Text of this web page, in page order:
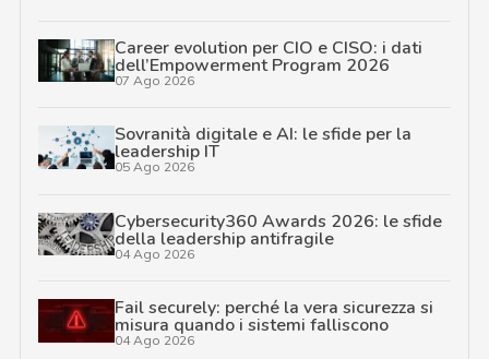
Career evolution per CIO e CISO: i dati
dell’Empowerment Program 2026
07 Ago 2026
Sovranità digitale e AI: le sfide per la
leadership IT
05 Ago 2026
Cybersecurity360 Awards 2026: le sfide
della leadership antifragile
04 Ago 2026
Fail securely: perché la vera sicurezza si
misura quando i sistemi falliscono
04 Ago 2026